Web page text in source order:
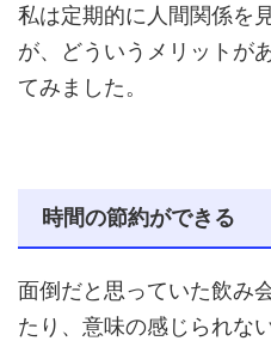
私は定期的に人間関係を
が、どういうメリットが
てみました。
時間の節約ができる
面倒だと思っていた飲み
たり、意味の感じられな